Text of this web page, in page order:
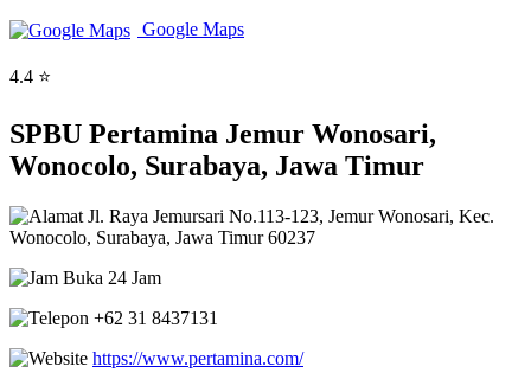
Google Maps
4.4 ⭐
SPBU Pertamina Jemur Wonosari,
Wonocolo, Surabaya, Jawa Timur
Jl. Raya Jemursari No.113-123, Jemur Wonosari, Kec.
Wonocolo, Surabaya, Jawa Timur 60237
Buka 24 Jam
+62 31 8437131
https://www.pertamina.com/